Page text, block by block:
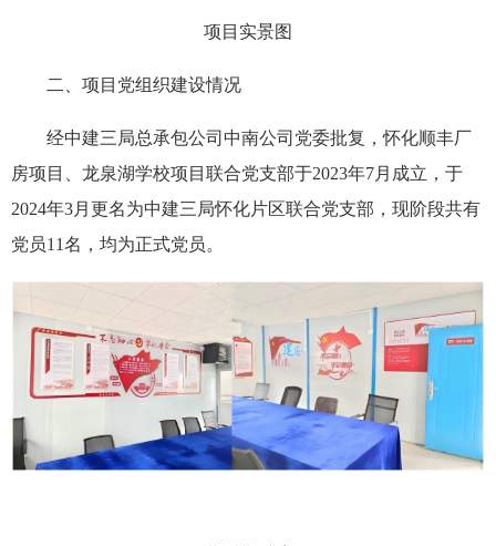
项目实景图
二、项目党组织建设情况
经中建三局总承包公司中南公司党委批复，怀化顺丰厂
房项目、龙泉湖学校项目联合党支部于2023年7月成立，于
2024年3月更名为中建三局怀化片区联合党支部，现阶段共有
党员11名，均为正式党员。